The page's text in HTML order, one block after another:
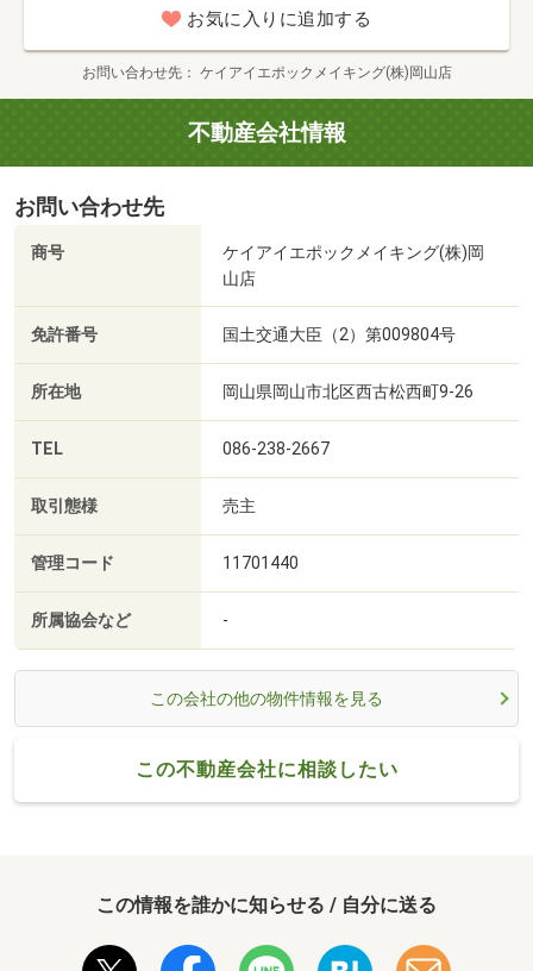
お気に入りに追加する
お問い合わせ先 ケイアイエポックメイキング(株)岡山店
不動産会社情報
お問い合わせ先
商号
ケイアイエポックメイキング(株)岡
山店
免許番号 国土交通大臣（2）第009804号
所在地 岡山県岡山市北区西古松西町9-26
TEL 086-238-2667
取引態様 売主
管理コード 11701440
所属協会など -
この会社の他の物件情報を見る
この不動産会社に相談したい
この情報を誰かに知らせる / 自分に送る